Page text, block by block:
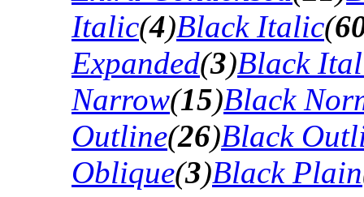
Italic(4)Black Italic(
Expanded(3)Black
Narrow(15)Black
Outline(26)Black
Oblique(3)Black Plain